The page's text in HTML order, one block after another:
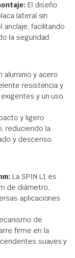
El diseño
lateral sin
anclaje, facilitando
la seguridad.
aluminio y acero
resistencia y
y un uso
y ligero
reduciendo la
y descenso.
La SPIN L1 es
de diámetro,
aplicaciones
de
firme en la
suaves y